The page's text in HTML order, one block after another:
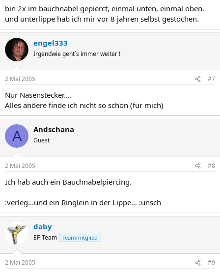
bin 2x im bauchnabel gepierct, einmal unten, einmal oben.
und unterlippe hab ich mir vor 8 jahren selbst gestochen.
engel333
Irgendwie geht´s immer weiter !
2 Mai 2005 #7
Nur Nasenstecker....
Alles andere finde ich nicht so schön (für mich)
A Andschana
Guest
2 Mai 2005 #8
Ich hab auch ein Bauchnabelpiercing.
:verleg...und ein Ringlein in der Lippe... :unsch
daby
EF-Team Teammitglied
2 Mai 2005 #9